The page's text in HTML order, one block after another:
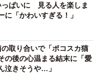
っぱいに 見る人を楽しま
に「かわいすぎる！」
取り合いで「ポコスカ猫
後の心温まる結末に「愛
泣きそうや…」